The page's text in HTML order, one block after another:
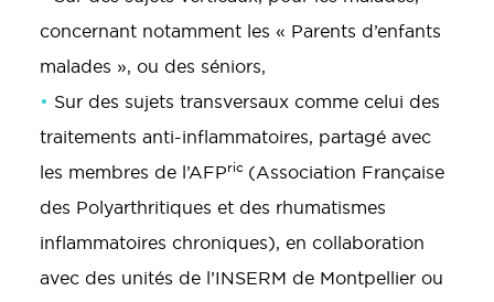
concernant notamment les « Parents d’enfants
malades », ou des séniors,
• Sur des sujets transversaux comme celui des
traitements anti-inflammatoires, partagé avec
les membres de l’AFPric (Association Française
des Polyarthritiques et des rhumatismes
inflammatoires chroniques), en collaboration
avec des unités de l’INSERM de Montpellier ou